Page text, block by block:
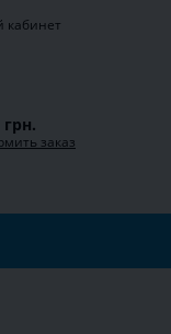
кабинет
грн.
заказ